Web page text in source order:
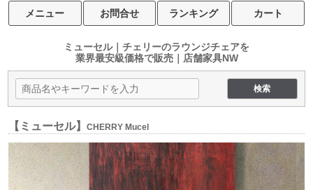
メニュー お問合せ ランキング カート
ミューセル｜チェリーのラウンジチェアを
業界最安級価格で販売｜店舗家具NW
【ミューセル】CHERRY Mucel